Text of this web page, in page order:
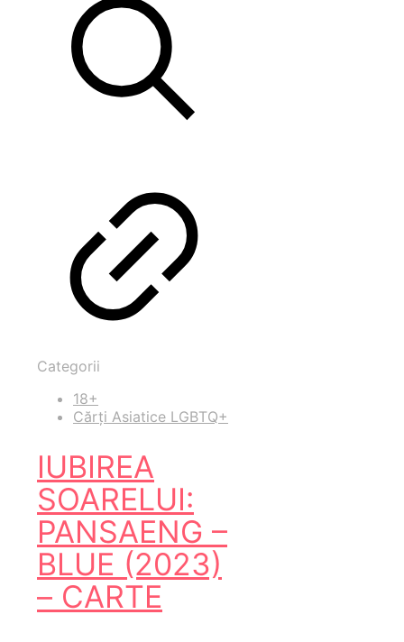
Categorii
18+
Cărți Asiatice LGBTQ+
IUBIREA
SOARELUI:
PANSAENG –
BLUE (2023)
– CARTE